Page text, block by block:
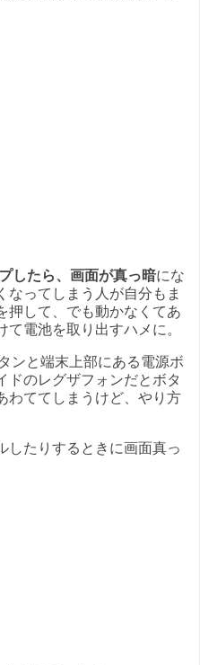
したら、画面が真っ暗にな
なってしまう人が自分もま
押して、でも動かなくてあ
電池を取り出すハメに。
ンと端末上部にある電源ボ
ドのレグザフォンだとボタ
わててしまうけど、やり方
したりするときに画面真っ